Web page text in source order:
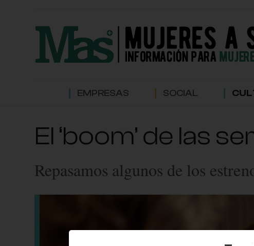
EMPRESAS SOCIAL
El ‘boom’ de las
Repasamos algunos de los